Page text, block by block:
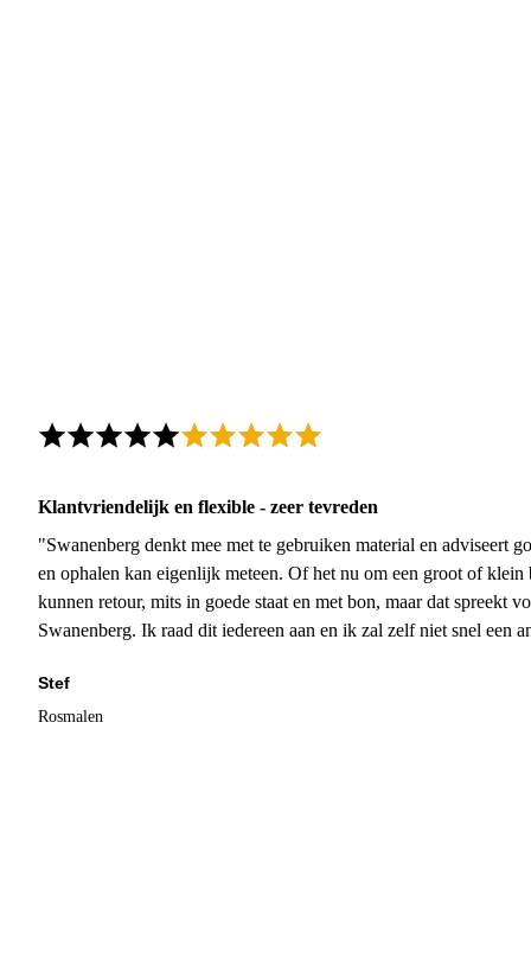
Klantvriendelijk en flexible - zeer tevreden
"Swanenberg denkt mee met te gebruiken material en adviseert
en ophalen kan eigenlijk meteen. Of het nu om een groot of
kunnen retour, mits in goede staat en met bon, maar dat spreekt
Swanenberg. Ik raad dit iedereen aan en ik zal zelf niet snel een
Stef
Rosmalen